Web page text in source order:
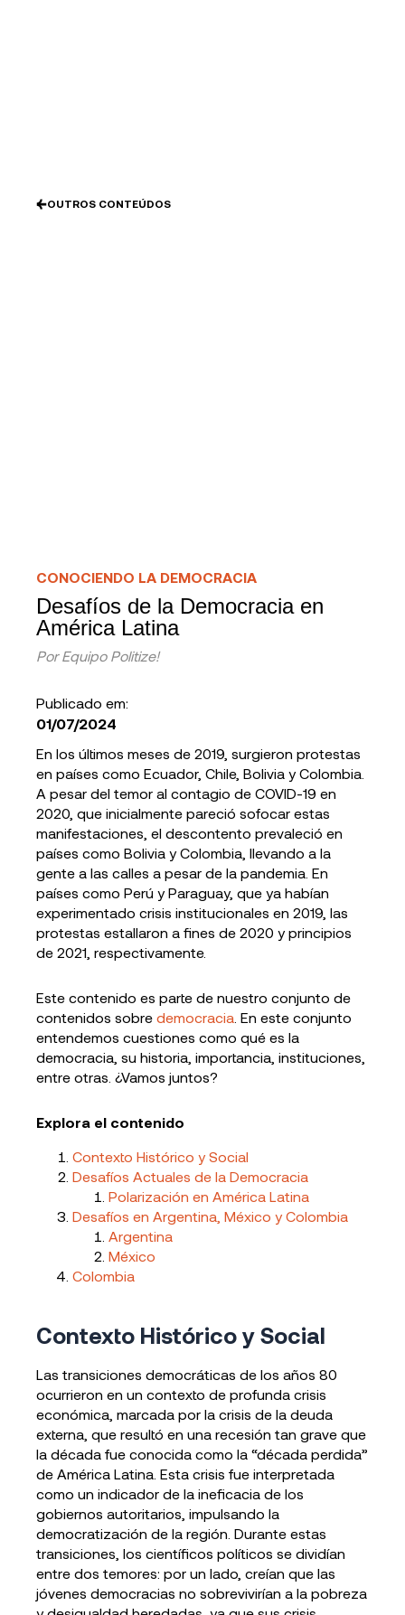
OUTROS CONTEÚDOS
CONOCIENDO LA DEMOCRACIA
Desafíos de la Democracia en
América Latina
Por Equipo Politize!
Publicado em:
01/07/2024
En los últimos meses de 2019, surgieron protestas
en países como Ecuador, Chile, Bolivia y Colombia.
A pesar del temor al contagio de COVID-19 en
2020, que inicialmente pareció sofocar estas
manifestaciones, el descontento prevaleció en
países como Bolivia y Colombia, llevando a la
gente a las calles a pesar de la pandemia. En
países como Perú y Paraguay, que ya habían
experimentado crisis institucionales en 2019, las
protestas estallaron a fines de 2020 y principios
de 2021, respectivamente.
Este contenido es parte de nuestro conjunto de
contenidos sobre democracia . En este conjunto
entendemos cuestiones como qué es la
democracia, su historia, importancia, instituciones,
entre otras. ¿Vamos juntos?
Explora el contenido
Contexto Histórico y Social
Desafíos Actuales de la Democracia
Polarización en América Latina
Desafíos en Argentina, México y Colombia
Argentina
México
Colombia
Contexto Histórico y Social
Las transiciones democráticas de los años 80
ocurrieron en un contexto de profunda crisis
económica, marcada por la crisis de la deuda
externa, que resultó en una recesión tan grave que
la década fue conocida como la “década perdida”
de América Latina. Esta crisis fue interpretada
como un indicador de la ineficacia de los
gobiernos autoritarios, impulsando la
democratización de la región. Durante estas
transiciones, los científicos políticos se dividían
entre dos temores: por un lado, creían que las
jóvenes democracias no sobrevivirían a la pobreza